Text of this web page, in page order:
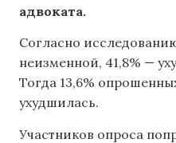
адвоката.
Согласно
неизменной, 41,8% —
Тогда 13,6%
ухудшилась.
Участников опроса